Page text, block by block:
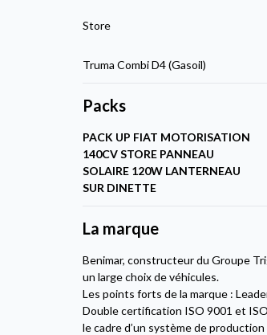
Store
Truma Combi D4 (Gasoil)
Packs
PACK UP FIAT MOTORISATION
140CV STORE PANNEAU
SOLAIRE 120W LANTERNEAU
SUR DINETTE
La marque
Benimar, constructeur du Groupe
un large choix de véhicules.
Les points forts de la marque :
Double certification ISO 9001 et
le cadre d’un système de